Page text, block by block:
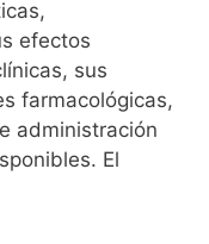
efectos
sus
farmacológicas,
administración
El